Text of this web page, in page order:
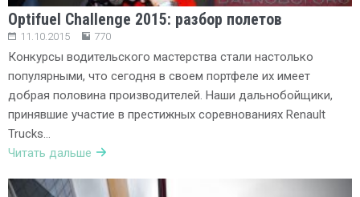
Optifuel Challenge 2015: разбор полетов
11.10.2015 770
Конкурсы водительского мастерства стали настолько
популярными, что сегодня в своем портфеле их имеет
добрая половина производителей. Наши дальнобойщики,
принявшие участие в престижных соревнованиях Renault
Trucks…
Читать дальше